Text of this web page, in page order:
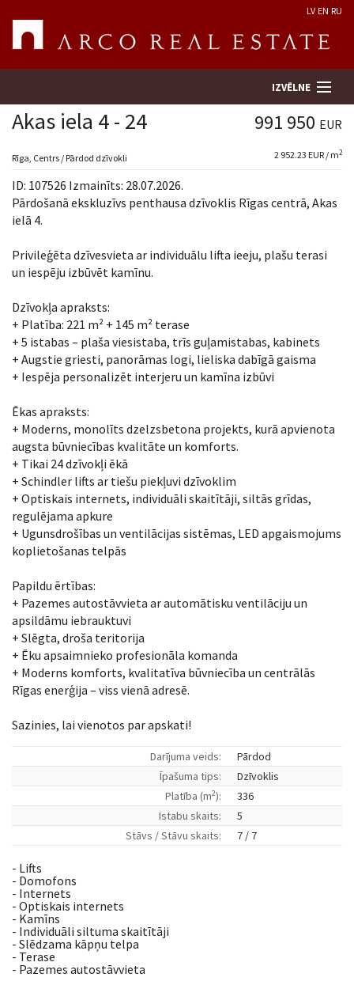
LV EN RU
IZVĒLNE
Meklēt īpašumu
Novērtēt īpašumu
Pakalpojumi
Kontakti
Akas iela 4 - 24 991 950 EUR
Rīga, Centrs / Pārdod dzīvokli 2 952.23 EUR / m2
ID: 107526 Izmainīts: 28.07.2026.
Pārdošanā ekskluzīvs penthausa dzīvoklis Rīgas centrā, Akas
ielā 4.
Privileģēta dzīvesvieta ar individuālu lifta ieeju, plašu terasi
un iespēju izbūvēt kamīnu.
Dzīvokļa apraksts:
+ Platība: 221 m² + 145 m² terase
+ 5 istabas – plaša viesistaba, trīs guļamistabas, kabinets
+ Augstie griesti, panorāmas logi, lieliska dabīgā gaisma
+ Iespēja personalizēt interjeru un kamīna izbūvi
Ēkas apraksts:
+ Moderns, monolīts dzelzsbetona projekts, kurā apvienota
augsta būvniecības kvalitāte un komforts.
+ Tikai 24 dzīvokļi ēkā
+ Schindler lifts ar tiešu piekļuvi dzīvoklim
+ Optiskais internets, individuāli skaitītāji, siltās grīdas,
regulējama apkure
+ Ugunsdrošības un ventilācijas sistēmas, LED apgaismojums
koplietošanas telpās
Papildu ērtības:
+ Pazemes autostāvvieta ar automātisku ventilāciju un
apsildāmu iebrauktuvi
+ Slēgta, droša teritorija
+ Ēku apsaimnieko profesionāla komanda
+ Moderns komforts, kvalitatīva būvniecība un centrālās
Rīgas enerģija – viss vienā adresē.
Sazinies, lai vienotos par apskati!
Darījuma veids:
Pārdod
Īpašuma tips:
Dzīvoklis
Platība (m2):
336
Istabu skaits:
5
Stāvs / Stāvu skaits:
7 / 7
- Lifts
- Domofons
- Internets
- Optiskais internets
- Kamīns
- Individuāli siltuma skaitītāji
- Slēdzama kāpņu telpa
- Terase
- Pazemes autostāvvieta